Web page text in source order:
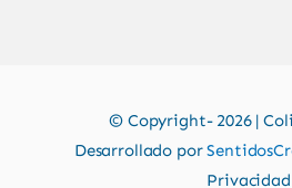
© Copyright- 2026 |
Desarrollado por
Privacidad